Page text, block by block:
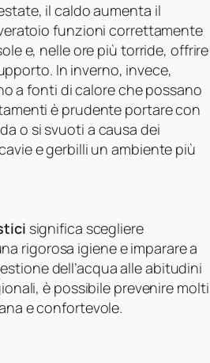
il caldo aumenta il
funzioni correttamente
e, nelle ore più torride, offrire
In inverno, invece,
a fonti di calore che possano
è prudente portare con
o si svuoti a causa dei
e gerbilli un ambiente più
significa scegliere
rigorosa igiene e imparare a
dell’acqua alle abitudini
è possibile prevenire molti
e confortevole.